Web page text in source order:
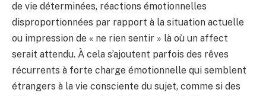
de vie déterminées, réactions émotionnelles
disproportionnées par rapport à la situation actuelle
ou impression de « ne rien sentir » là où un affect
serait attendu. À cela s’ajoutent parfois des rêves
récurrents à forte charge émotionnelle qui semblent
étrangers à la vie consciente du sujet, comme si des